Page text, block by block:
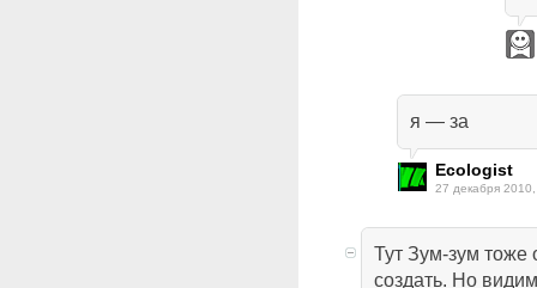
я — за
Ecologist
27 декабря
Тут Зум-зум
создать. Но